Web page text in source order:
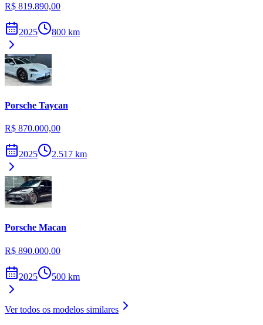
R$ 819.890,00
2025 800 km
Porsche Taycan
R$ 870.000,00
2025 2.517 km
Porsche Macan
R$ 890.000,00
2025 500 km
Ver todos os modelos similares